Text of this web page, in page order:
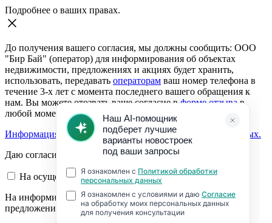
Подробнее о ваших правах.
До получения вашего согласия, мы должны сообщить: ООО
"Бир Бай" (оператор) для информирования об объектах
недвижимости, предложениях и акциях будет хранить,
использовать, передавать операторам ваш номер телефона в
течение 3-х лет с момента последнего вашего обращения к
нам. Вы можете отозвать ваше согласие вформе отзывав
любой момент.
Информация о согласии на обработку персональных данных.
Даю согласие:
На осуществление обратной связи
На информирование об объектах недвижимости,
предложениях и акциях